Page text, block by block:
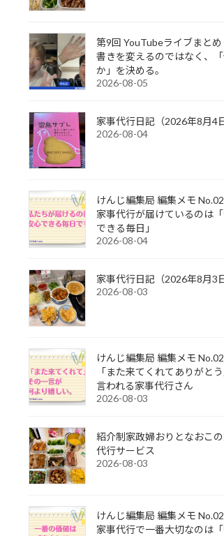
第9回 YouTubeライブまとめ
書きを変えるのではなく、
か」を決める。
2026-08-05
家事代行日記（2026年8月4日
2026-08-04
けんじ編集局 編集メモ
家事代行が届けているのは
できる毎日」
2026-08-04
家事代行日記（2026年8月3日
2026-08-03
けんじ編集局 編集メモ
「また来てくれてありがと
言われる家事代行さん
2026-08-03
紹介制家政婦おりとなおこ
代行サービス
2026-08-03
けんじ編集局 編集メモ
家事代行で一番大切なのは